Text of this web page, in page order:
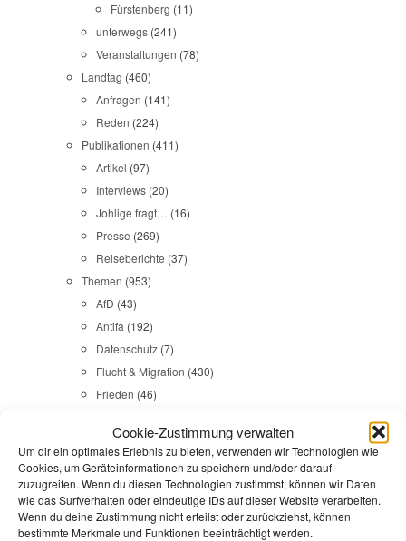
Cookie-Zustimmung verwalten
Um dir ein optimales Erlebnis zu bieten, verwenden wir Technologien wie
Cookies, um Geräteinformationen zu speichern und/oder darauf
zuzugreifen. Wenn du diesen Technologien zustimmst, können wir Daten
wie das Surfverhalten oder eindeutige IDs auf dieser Website verarbeiten.
Wenn du deine Zustimmung nicht erteilst oder zurückziehst, können
bestimmte Merkmale und Funktionen beeinträchtigt werden.
Fürstenberg (11)
unterwegs (241)
Veranstaltungen (78)
Landtag (460)
Anfragen (141)
Reden (224)
Publikationen (411)
Artikel (97)
Interviews (20)
Johlige fragt… (16)
Presse (269)
Reiseberichte (37)
Themen (953)
AfD (43)
Antifa (192)
Datenschutz (7)
Flucht & Migration (430)
Frieden (46)
Gesundheit(43)
Gleichstellung
Internationales(65)
Kommunales(107)
LINKES(108)